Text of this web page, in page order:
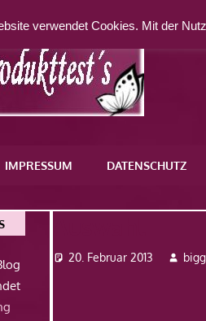
IMPRESSUM DATENSCHUTZ
20. Februar 2013
verwendet Cookies. Mit der